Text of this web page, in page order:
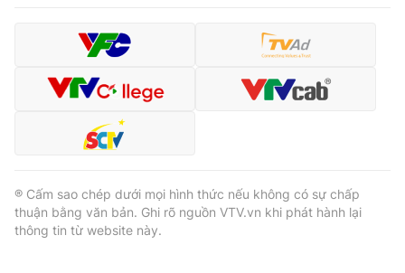
Liên hệ tòa soạn
THỜI BÁO VTV
Theo dõi báo trên
® Cấm sao chép dưới mọi hình thức nếu không có sự chấp
thuận bằng văn bản. Ghi rõ nguồn VTV.vn khi phát hành lại
thông tin từ website này.